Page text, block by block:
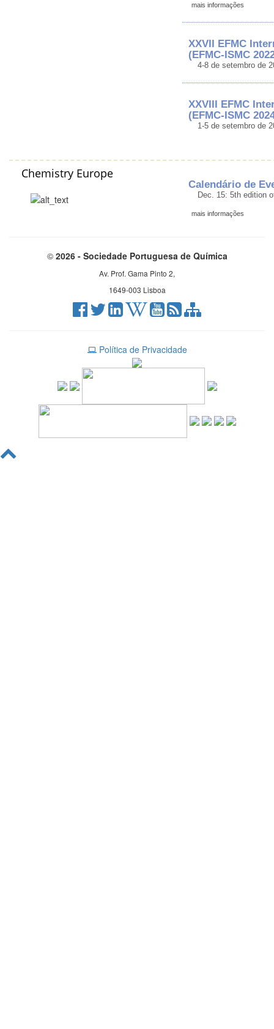
mais informações
XXVII EFMC
(EFMC-ISMC
4-8 de setembro de
XXVIII EFMC
(EFMC-ISMC
1-5 de setembro de
Chemistry Europe
Calendário de
Dec. 15: 5th edition
mais informações
© 2026 - Sociedade Portuguesa de Química
Av. Prof. Gama Pinto 2,
1649-003 Lisboa
Política de Privacidade